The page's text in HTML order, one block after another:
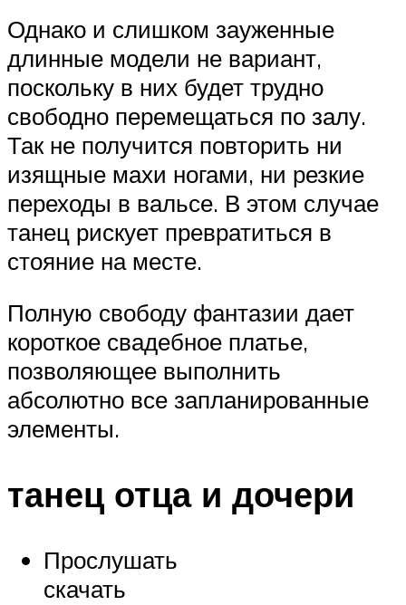
Однако и слишком зауженные
длинные модели не вариант,
поскольку в них будет трудно
свободно перемещаться по залу.
Так не получится повторить ни
изящные махи ногами, ни резкие
переходы в вальсе. В этом случае
танец рискует превратиться в
стояние на месте.
Полную свободу фантазии дает
короткое свадебное платье,
позволяющее выполнить
абсолютно все запланированные
элементы.
танец отца и дочери
Прослушать
скачать